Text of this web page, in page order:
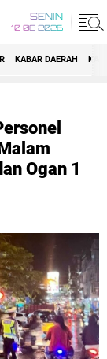
SENIN
10 08 2026
KABAR DAERAH
Ogan 1